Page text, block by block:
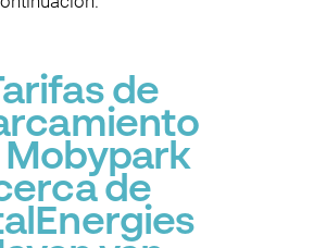
de
Mobypark
de